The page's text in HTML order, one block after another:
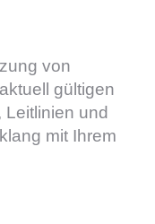
von
gültigen
und
mit Ihrem